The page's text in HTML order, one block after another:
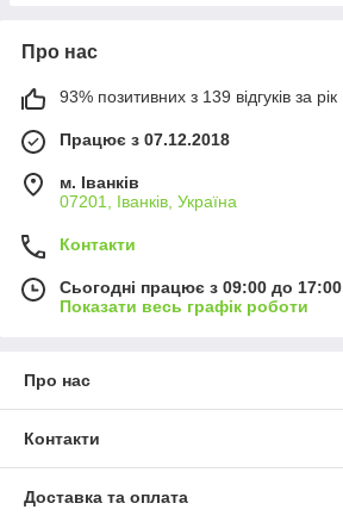
Про нас
93% позитивних з 139 відгуків за рік
Працює з 07.12.2018
м. Іванків
07201, Іванків, Україна
Контакти
Сьогодні працює з 09:00 до 17:00
Показати весь графік роботи
Про нас
Контакти
Доставка та оплата